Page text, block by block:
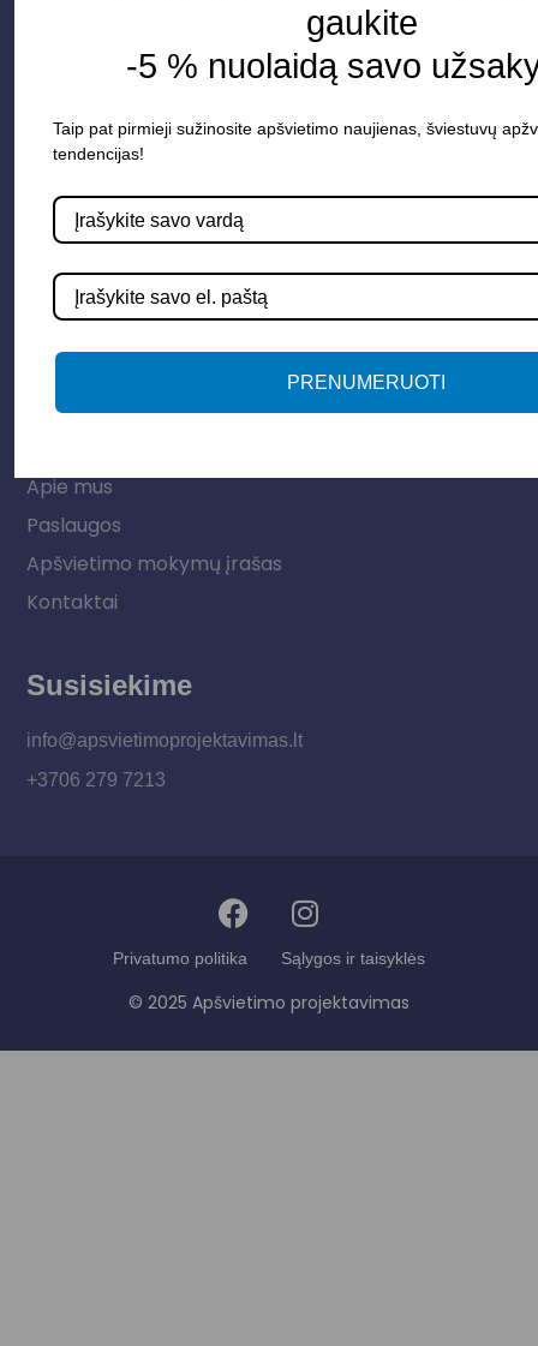
Parduotuvė
Apšvietimo sistemos
Elektros instaliacija
Lauko šviestuvai
LED juostos
Vidaus apšvietimas
Apie mus
Paslaugos
Apšvietimo mokymų įrašas
Kontaktai
Susisiekime
info@apsvietimoprojektavimas.lt
+3706 279 7213
Privatumo politika Sąlygos ir taisyklės
© 2025 Apšvietimo projektavimas
gaukite
-5 % nuolaidą savo
Taip pat pirmieji sužinosite apšvietimo naujienas, šviestuvų
tendencijas!
PRENUMERUOTI